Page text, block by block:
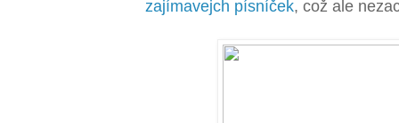
zajímavejch písníček, což ale